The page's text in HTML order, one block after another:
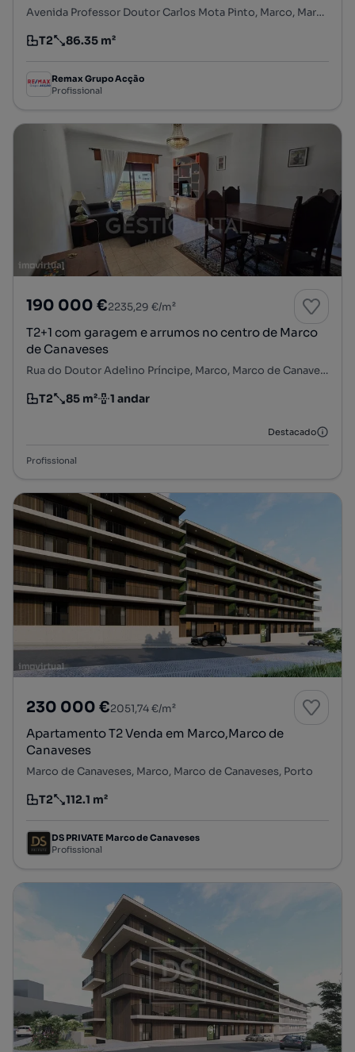
Avenida Professor Doutor Carlos Mota Pinto, Marco, Marco de Canaveses, Porto
Tipologia
T2
Preço por metro quadrado
86.35 m²
Remax Grupo Acção
Profissional
190 000 €2235,29 €/m²
T2+1 com garagem e arrumos no centro de Marco
de Canaveses
Rua do Doutor Adelino Príncipe, Marco, Marco de Canaveses, Porto
Tipologia
T2
Preço por metro quadrado
85 m²
Andar 1 andar
Destacado
Profissional
230 000 €2051,74 €/m²
Apartamento T2 Venda em Marco,Marco de
Canaveses
Marco de Canaveses, Marco, Marco de Canaveses, Porto
Tipologia
T2
Preço por metro quadrado
112.1 m²
DS PRIVATE Marco de Canaveses
Profissional